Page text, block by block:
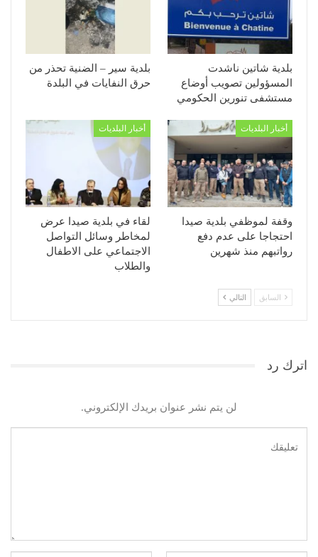
بلدية شاتين ناشدت
المسؤولين تصويب أوضاع
مستشفى تنورين الحكومي
بلدية سير – الضنية تحذر من
حرق النفايات في البلدة
أخبار البلديات
وقفة لموظفي بلدية صيدا
احتجاجا على عدم دفع
رواتبهم منذ شهرين
أخبار البلديات
لقاء في بلدية صيدا عرض
لمخاطر وسائل التواصل
الاجتماعي على الاطفال
والطلاب
السابق التالي
اترك رد
لن يتم نشر عنوان بريدك الإلكتروني.